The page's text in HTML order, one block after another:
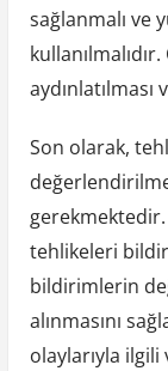
sağlanmalı ve
Son olarak,
gerekmektedir.
tehlikeleri
bildirimlerin
alınmasını
olaylarıyla